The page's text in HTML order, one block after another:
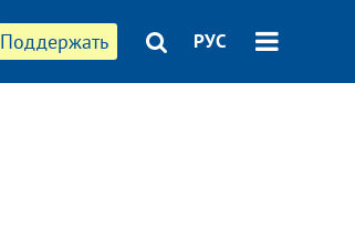
Поддержать РУС